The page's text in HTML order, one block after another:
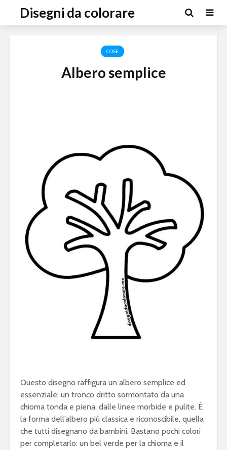
Disegni da colorare
COSE
Albero semplice
Questo disegno raffigura un albero semplice ed
essenziale: un tronco dritto sormontato da una
chioma tonda e piena, dalle linee morbide e pulite. È
la forma dell’albero più classica e riconoscibile, quella
che tutti disegnano da bambini. Bastano pochi colori
per completarlo: un bel verde per la chioma e il